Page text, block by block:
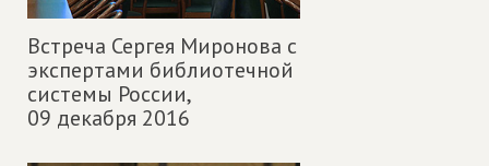
Встреча Сергея Миронова с
экспертами библиотечной
системы России,
09 декабря 2016